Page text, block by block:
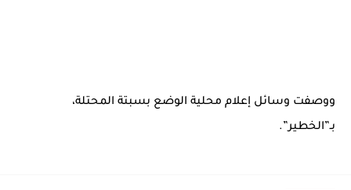
ووصفت وسائل إعلام محلية الوضع بسبتة المحتلة،
بـ”الخطير”.